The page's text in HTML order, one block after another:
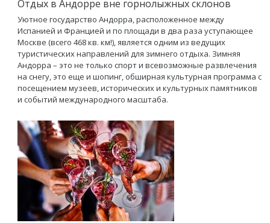
Отдых в Андорре вне горнолыжных склонов
Уютное государство Андорра, расположенное между
Испанией и Францией и по площади в два раза уступающее
Москве (всего 468 кв. км!), является одним из ведущих
туристических направлений для зимнего отдыха. Зимняя
Андорра – это не только спорт и всевозможные развлечения
на снегу, это еще и шопинг, обширная культурная программа с
посещением музеев, исторических и культурных памятников
и событий международного масштаба.